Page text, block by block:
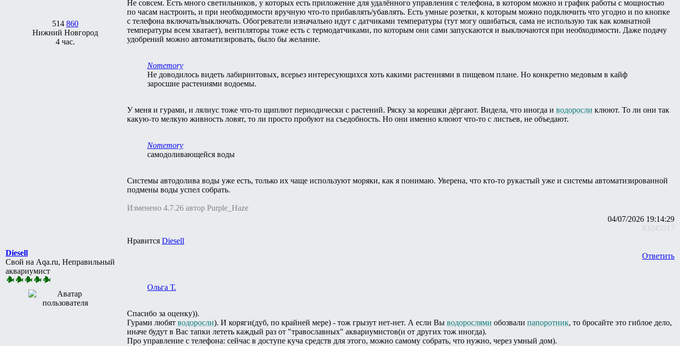
514 860
Нижний Новгород
4 час.
Не совсем. Есть много светильников, у которых есть приложение для удалённого управления с телефона, в котором можно и график работы с мощностью
по часам настроить, и при необходимости вручную что-то прибавлять/убавлять. Есть умные розетки, к которым можно подключить что угодно и по кнопке
с телефона включать/выключать. Обогреватели изначально идут с датчиками температуры (тут могу ошибаться, сама не использую так как комнатной
температуры всем хватает), вентиляторы тоже есть с термодатчиками, по которым они сами запускаются и выключаются при необходимости. Даже подачу
удобрений можно автоматизировать, было бы желание.
Nomemory
Не доводилось видеть лабиринтовых, всерьез интересующихся хоть какими растениями в пищевом плане. Но конкретно медовым в кайф
заросшие растениями водоемы.
У меня и гурами, и лялиус тоже что-то щиплют периодически с растений. Ряску за корешки дёргают. Видела, что иногда и водоросли клюют. То ли они так
какую-то мелкую живность ловят, то ли просто пробуют на съедобность. Но они именно клюют что-то с листьев, не объедают.
Nomemory
самодоливающейся воды
Системы автодолива воды уже есть, только их чаще используют моряки, как я понимаю. Уверена, что кто-то рукастый уже и системы автоматизированной
подмены воды успел собрать.
Изменено 4.7.26 автор Purple_Haze
04/07/2026 19:14:29
#3245517
Нравится Diesell
Diesell
Свой на Aqa.ru, Неправильный
аквариумист
Ответить
Ольга Т.
Спасибо за оценку)).
Гурами любят водоросли). И коряги(дуб, по крайней мере) - тож грызут нет-нет. А если Вы водорослями обозвали папоротник, то бросайте это гиблое дело,
иначе будут в Вас тапки лететь каждый раз от "травославных" аквариумистов(и от других тож иногда).
Про управление с телефона: сейчас в доступе куча средств для этого, можно самому собрать, что нужно, через умный дом).